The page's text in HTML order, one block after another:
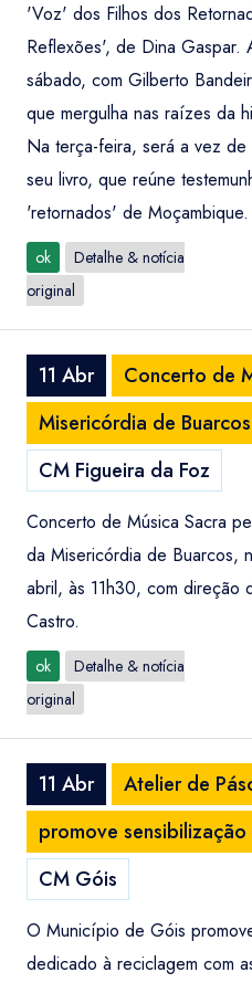
'Voz' dos Filhos dos
Reflexões', de Dina Gaspar.
sábado, com Gilberto
que mergulha nas raízes da
Na terça-feira, será a vez
seu livro, que reúne
'retornados' de Moçambique.
ok
Detalhe & notícia
original
11 Abr
Concerto de
Misericórdia de Buarcos
CM Figueira da Foz
Concerto de Música Sacra
da Misericórdia de Buarcos,
abril, às 11h30, com direção
Castro.
ok
Detalhe & notícia
original
11 Abr
Atelier de
promove
CM Góis
O Município de Góis
dedicado à reciclagem com